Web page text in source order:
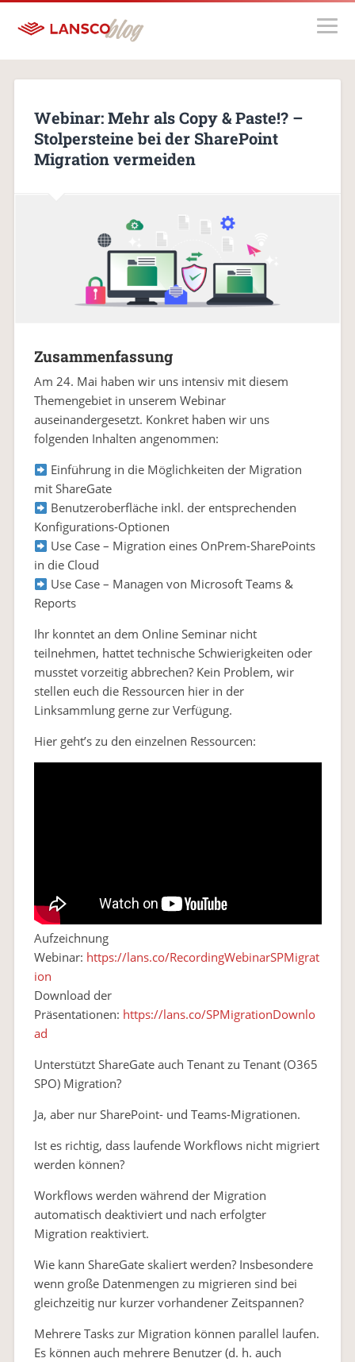
Webinar: Mehr als Copy & Paste!? –
Stolpersteine bei der SharePoint
Migration vermeiden
Zusammenfassung
Am 24. Mai haben wir uns intensiv mit diesem
Themengebiet in unserem Webinar
auseinandergesetzt. Konkret haben wir uns
folgenden Inhalten angenommen:
Einführung in die Möglichkeiten der Migration
mit ShareGate
Benutzeroberfläche inkl. der entsprechenden
Konfigurations-Optionen
Use Case – Migration eines OnPrem-SharePoints
in die Cloud
Use Case – Managen von Microsoft Teams &
Reports
Ihr konntet an dem Online Seminar nicht
teilnehmen, hattet technische Schwierigkeiten oder
musstet vorzeitig abbrechen? Kein Problem, wir
stellen euch die Ressourcen hier in der
Linksammlung gerne zur Verfügung.
Hier geht’s zu den einzelnen Ressourcen:
Aufzeichnung
Webinar: https://lans.co/RecordingWebinarSPMigrat
ion
Download der
Präsentationen: https://lans.co/SPMigrationDownlo
ad
Unterstützt ShareGate auch Tenant zu Tenant (O365
SPO) Migration?
Ja, aber nur SharePoint- und Teams-Migrationen.
Ist es richtig, dass laufende Workflows nicht migriert
werden können?
Workflows werden während der Migration
automatisch deaktiviert und nach erfolgter
Migration reaktiviert.
Wie kann ShareGate skaliert werden? Insbesondere
wenn große Datenmengen zu migrieren sind bei
gleichzeitig nur kurzer vorhandener Zeitspannen?
Mehrere Tasks zur Migration können parallel laufen.
Es können auch mehrere Benutzer (d. h. auch